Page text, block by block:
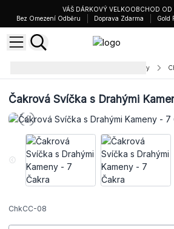
VÁŠ DÁRKOVÝ VELKOOBCHOD OD
Bez Omezení Odběru
Doprava Zdarma Gold
Čakrové Svíčky s Drahými Kameny
Čakrová Svíčka s Drahými
ChkCC-08